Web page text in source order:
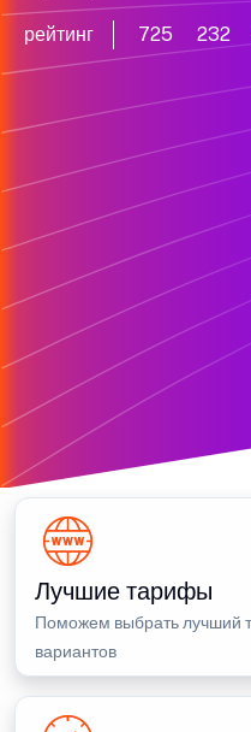
рейтинг 725 232
Лучшие тарифы
Поможем выбрать лучший
вариантов